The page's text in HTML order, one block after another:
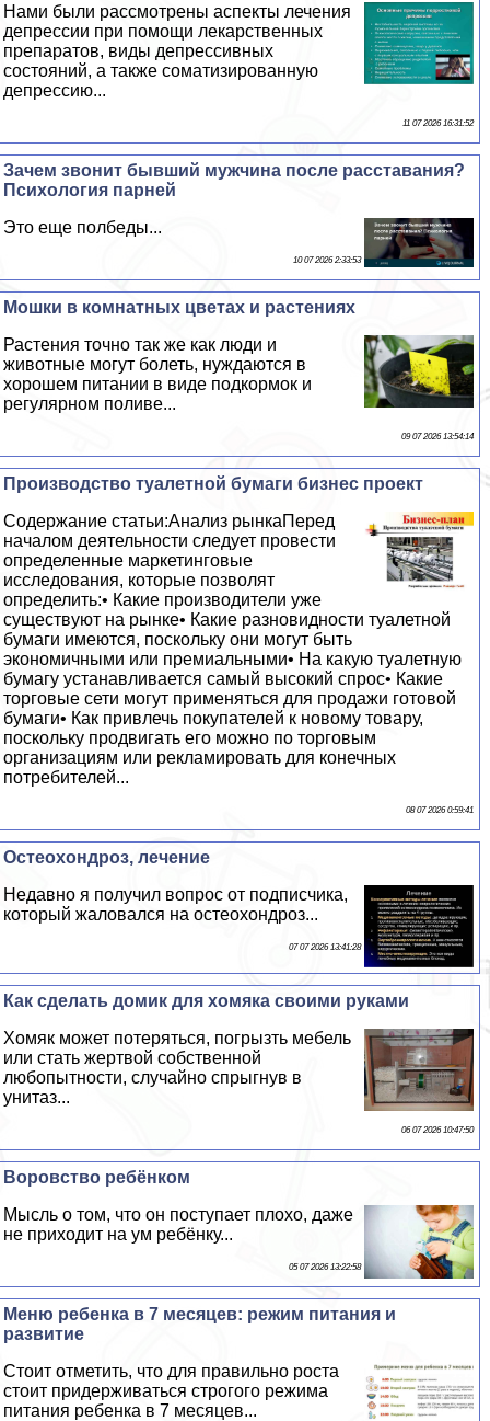
Нами были рассмотрены аспекты лечения
депрессии при помощи лекарственных
препаратов, виды депрессивных
состояний, а также соматизированную
депрессию...
11 07 2026 16:31:52
Зачем звонит бывший мужчина после расставания?
Психология парней
Это еще полбеды...
10 07 2026 2:33:53
Мошки в комнатных цветах и растениях
Растения точно так же как люди и
животные могут болеть, нуждаются в
хорошем питании в виде подкормок и
регулярном поливе...
09 07 2026 13:54:14
Производство туалетной бумаги бизнес проект
Содержание статьи:Анализ рынкаПеред
началом деятельности следует провести
определенные маркетинговые
исследования, которые позволят
определить:• Какие производители уже
существуют на рынке• Какие разновидности туалетной
бумаги имеются, поскольку они могут быть
экономичными или премиальными• На какую туалетную
бумагу устанавливается самый высокий спрос• Какие
торговые сети могут применяться для продажи готовой
бумаги• Как привлечь покупателей к новому товару,
поскольку продвигать его можно по торговым
организациям или рекламировать для конечных
потребителей...
08 07 2026 0:59:41
Остеохондроз, лечение
Недавно я получил вопрос от подписчика,
который жаловался на остеохондроз...
07 07 2026 13:41:28
Как сделать домик для хомяка своими руками
Хомяк может потеряться, погрызть мебель
или стать жертвой собственной
любопытности, случайно спрыгнув в
унитаз...
06 07 2026 10:47:50
Воровство ребёнком
Мысль о том, что он поступает плохо, даже
не приходит на ум ребёнку...
05 07 2026 13:22:58
Меню ребенка в 7 месяцев: режим питания и
развитие
Стоит отметить, что для правильно роста
стоит придерживаться строгого режима
питания ребенка в 7 месяцев...